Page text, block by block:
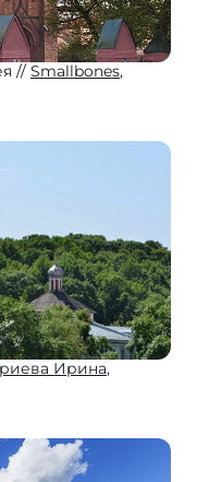
Smallbones,
Ирина,